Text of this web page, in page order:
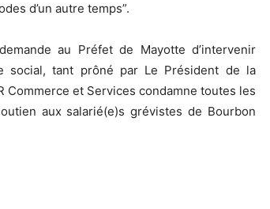
d’un autre temps”.
au Préfet de Mayotte d’intervenir
social, tant prôné par Le Président de la
et Services condamne toutes les
aux salarié(e)s grévistes de Bourbon